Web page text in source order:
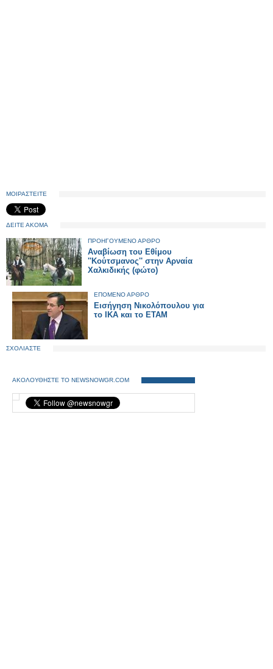
ΜΟΙΡΑΣΤΕΙΤΕ
ΔΕΙΤΕ ΑΚΟΜΑ
ΠΡΟΗΓΟΥΜΕΝΟ ΑΡΘΡΟ
Αναβίωση του Εθίμου
''Κούτσμανος'' στην Αρναία
Χαλκιδικής (φώτο)
ΕΠΟΜΕΝΟ ΑΡΘΡΟ
Εισήγηση Νικολόπουλου για
το ΙΚΑ και το ΕΤΑΜ
ΣΧΟΛΙΑΣΤΕ
ΑΚΟΛΟΥΘΗΣΤΕ ΤΟ NEWSNOWGR.COM